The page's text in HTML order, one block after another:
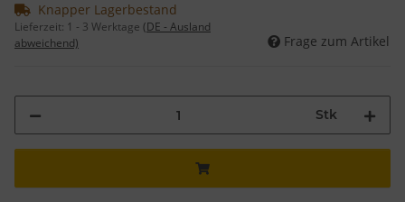
Knapper Lagerbestand
Lieferzeit: 1 - 3 Werktage (DE - Ausland
abweichend)
Frage zum Artikel
Stk